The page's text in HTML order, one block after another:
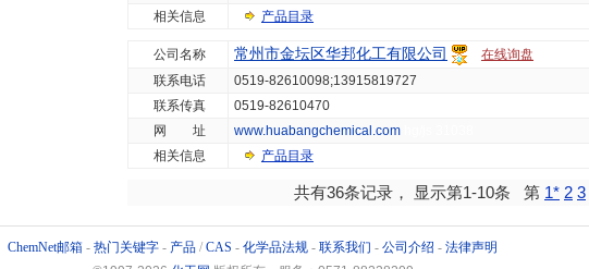
相关信息
产品目录
公司名称 常州市金坛区华邦化工有限公司 在线询盘
联系电话
0519-82610098;13915819727
联系传真
0519-82610470
网 址
www.huabangchemical.com
相关信息
产品目录
共有36条记录， 显示第1-10条 第 1* 2 3
ChemNet邮箱 - 热门关键字 - 产品 / CAS - 化学品法规 - 联系我们 - 公司介绍 - 法律声明